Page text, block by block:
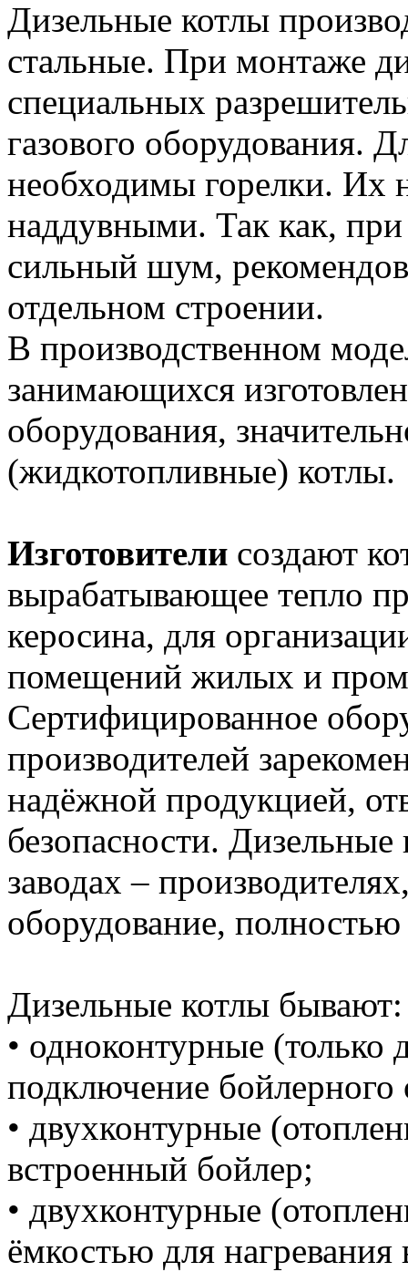
Дизельные котлы
стальные. При монтаже
специальных
газового оборудования.
необходимы горелки. Их
наддувными. Так как, при
сильный шум,
отдельном строении.
В производственном
занимающихся
оборудования,
(жидкотопливные) котлы.
Изготовители создают
вырабатывающее тепло
керосина, для
помещений жилых и
Сертифицированное
производителей
надёжной продукцией,
безопасности.
заводах –
оборудование, полностью
Дизельные котлы бывают:
• одноконтурные (только
подключение бойлерного
• двухконтурные
встроенный бойлер;
• двухконтурные
ёмкостью для нагревания